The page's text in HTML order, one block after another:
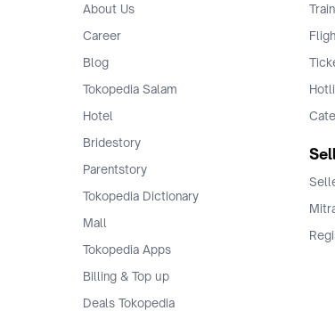
About Us
Career
Blog
Tokopedia Salam
Hotel
Bridestory
Parentstory
Tokopedia Dictionary
Mall
Tokopedia Apps
Billing & Top up
Deals Tokopedia